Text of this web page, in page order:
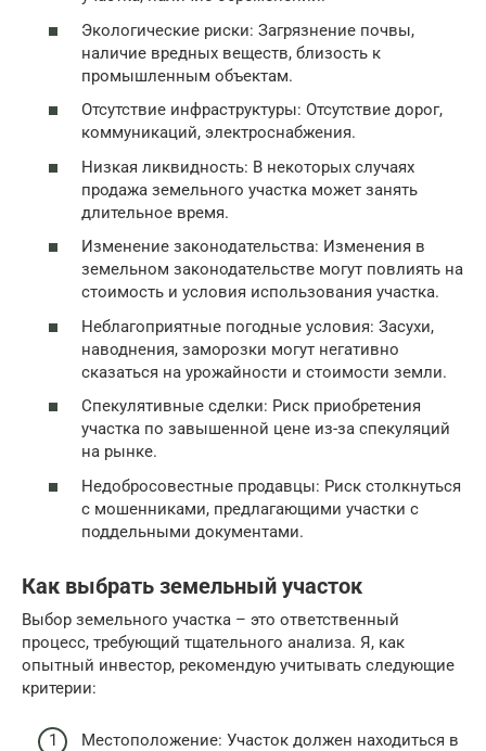
Экологические риски: Загрязнение почвы,
наличие вредных веществ, близость к
промышленным объектам.
Отсутствие инфраструктуры: Отсутствие дорог,
коммуникаций, электроснабжения.
Низкая ликвидность: В некоторых случаях
продажа земельного участка может занять
длительное время.
Изменение законодательства: Изменения в
земельном законодательстве могут повлиять на
стоимость и условия использования участка.
Неблагоприятные погодные условия: Засухи,
наводнения, заморозки могут негативно
сказаться на урожайности и стоимости земли.
Спекулятивные сделки: Риск приобретения
участка по завышенной цене из-за спекуляций
на рынке.
Недобросовестные продавцы: Риск столкнуться
с мошенниками, предлагающими участки с
поддельными документами.
Как выбрать земельный участок
Выбор земельного участка – это ответственный
процесс, требующий тщательного анализа. Я, как
опытный инвестор, рекомендую учитывать следующие
критерии:
Местоположение: Участок должен находиться в